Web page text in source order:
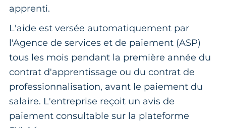
apprenti.
L'aide est versée automatiquement par
l'Agence de services et de paiement (ASP)
tous les mois pendant la première année du
contrat d'apprentissage ou du contrat de
professionnalisation, avant le paiement du
salaire. L'entreprise reçoit un avis de
paiement consultable sur la plateforme